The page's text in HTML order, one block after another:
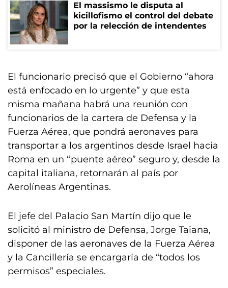
El massismo le disputa al
kicillofismo el control del debate
por la relección de intendentes
El funcionario precisó que el Gobierno “ahora
está enfocado en lo urgente” y que esta
misma mañana habrá una reunión con
funcionarios de la cartera de Defensa y la
Fuerza Aérea, que pondrá aeronaves para
transportar a los argentinos desde Israel hacia
Roma en un “puente aéreo” seguro y, desde la
capital italiana, retornarán al país por
Aerolíneas Argentinas.
El jefe del Palacio San Martín dijo que le
solicitó al ministro de Defensa, Jorge Taiana,
disponer de las aeronaves de la Fuerza Aérea
y la Cancillería se encargaría de “todos los
permisos” especiales.